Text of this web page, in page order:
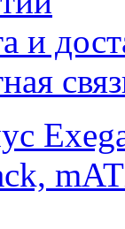
и